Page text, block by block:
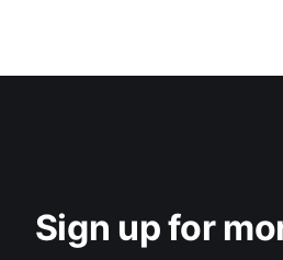
Sign up for